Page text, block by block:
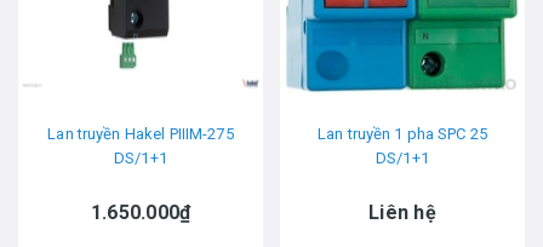
Lan truyền Hakel PIIIM-275
DS/1+1
1.650.000₫
Lan truyền 1 pha SPC 25
DS/1+1
Liên hệ